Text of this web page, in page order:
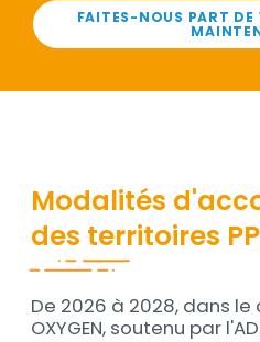
FAITES-NOUS PART DE
Modalités
des territoires
Contenu
De 2026 à 2028, dans
OXYGEN, soutenu par